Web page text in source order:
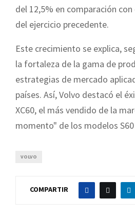
del 12,5% en comparación
del ejercicio precedente.
Este crecimiento se explica,
la fortaleza de la gama de
estrategias de mercado
países. Así, Volvo destacó el
XC60, el más vendido de la
momento" de los modelos S60
VOLVO
COMPARTIR